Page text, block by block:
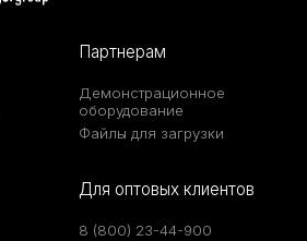
Партнерам
Демонстрационное
оборудование
Файлы для загрузки
Для оптовых клиентов
8 (800) 23-44-900